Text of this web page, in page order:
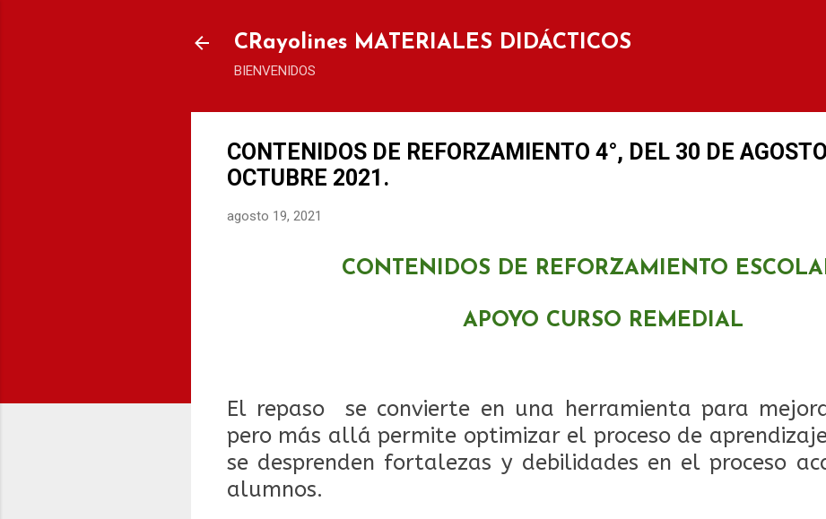
CRayolines MATERIALES DIDÁCTICOS
BIENVENIDOS
CONTENIDOS DE REFORZAMIENTO 4°, DEL 30 DE
OCTUBRE 2021.
agosto 19, 2021
CONTENIDOS DE REFORZAMIENTO
APOYO CURSO REMEDIAL
El repaso se convierte en una herramienta para
pero más allá permite optimizar el proceso de
se desprenden fortalezas y debilidades en el proceso
alumnos.